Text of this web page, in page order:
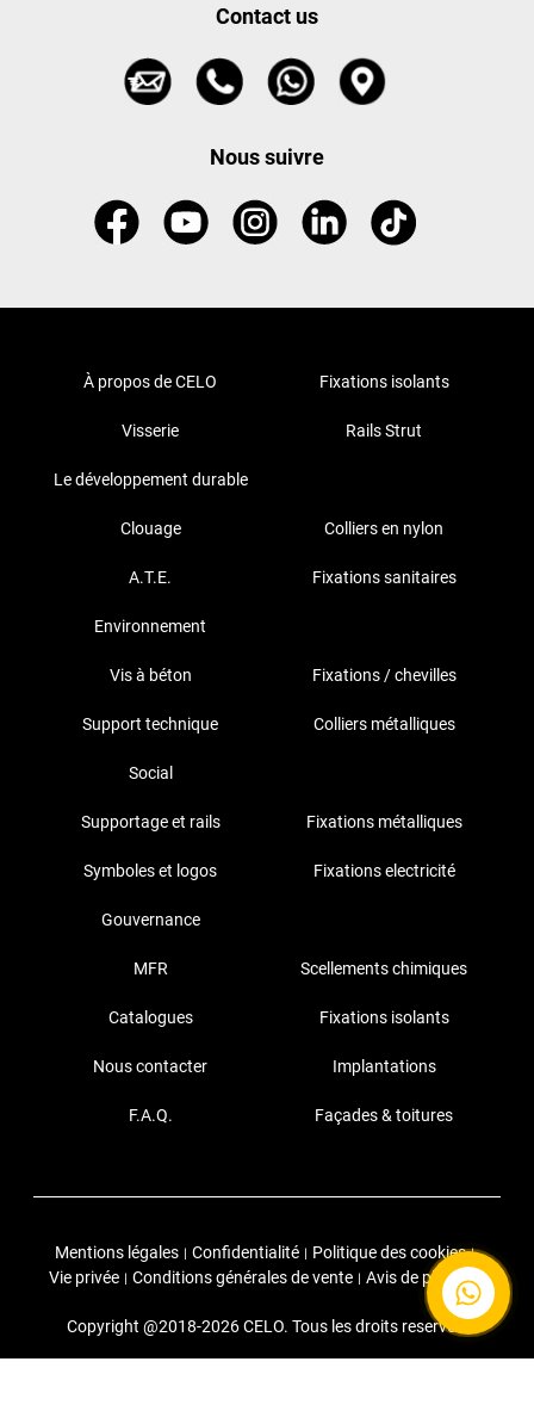
Contact us
Nous suivre
À propos de CELO Fixations isolants
Visserie Rails Strut
Le développement durable
Clouage Colliers en nylon
A.T.E. Fixations sanitaires
Environnement
Vis à béton Fixations / chevilles
Support technique Colliers métalliques
Social
Supportage et rails Fixations métalliques
Symboles et logos Fixations electricité
Gouvernance
MFR Scellements chimiques
Catalogues Fixations isolants
Nous contacter Implantations
F.A.Q. Façades & toitures
Mentions légales | Confidentialité | Politique des cookies |
Vie privée | Conditions générales de vente | Avis de phishing
Copyright @2018-2026 CELO. Tous les droits reservés.